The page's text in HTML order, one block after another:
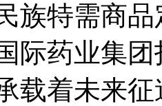
族特需商
际药业集
载着未来